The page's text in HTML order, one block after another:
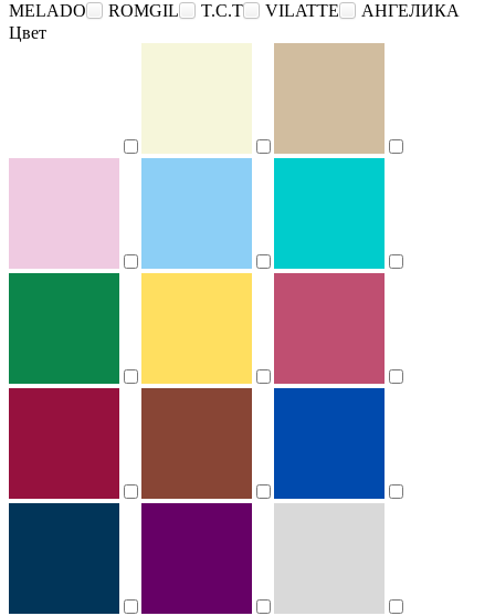
MELADO
ROMGIL T.C.T VILATTE
АНГЕЛИКА
Цвет